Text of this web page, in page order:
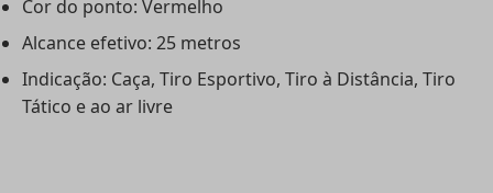
Cor do ponto: Vermelho
Alcance efetivo: 25 metros
Indicação: Caça, Tiro Esportivo, Tiro à Distância, Tiro
Tático e ao ar livre